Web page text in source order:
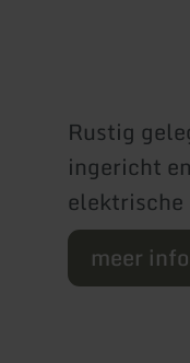
Rustig
ingericht
meer